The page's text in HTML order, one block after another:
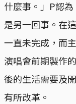
什麼事。」P認
是另一回事。在
一直未完成，而
演唱會前期製作
後的生活需要及
有所改革。